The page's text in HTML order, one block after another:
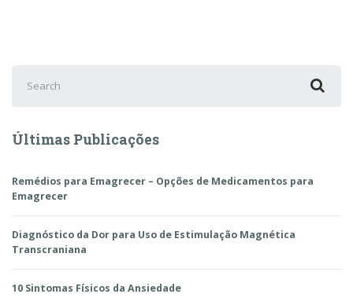
for:
Últimas Publicações
Remédios para Emagrecer – Opções de Medicamentos para
Emagrecer
Diagnóstico da Dor para Uso de Estimulação Magnética
Transcraniana
10 Sintomas Físicos da Ansiedade